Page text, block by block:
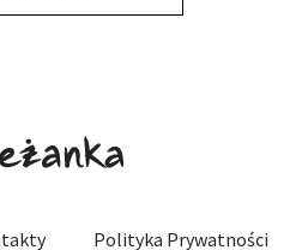
Polityka Prywatności